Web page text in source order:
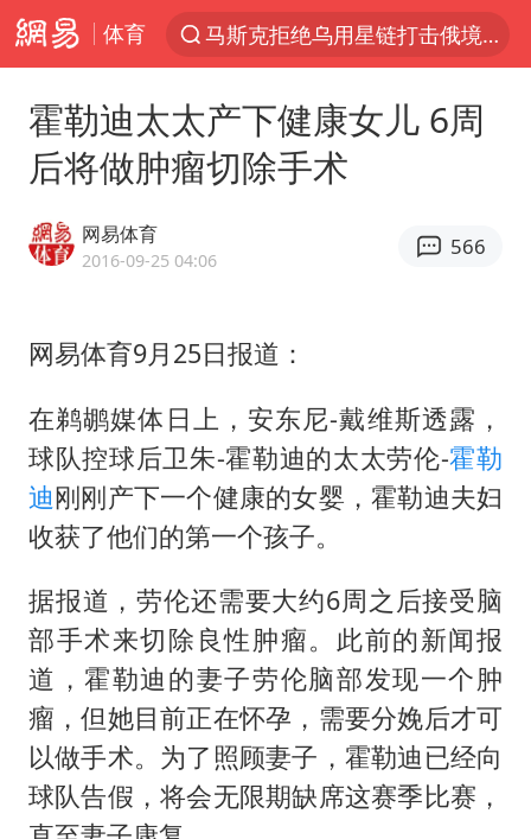
体育
解锁各地夏日限定体验
金饰克价一夜涨回1300元
河南重大刑事案嫌疑人落网
西湖突现狂风暴雨 游客瞬间被浇透
白海豚将正面袭击贯穿浙江
酒店回应车内过夜被收150元
新疆景区自驾服务费改为按车收费
网传《披荆斩棘2026》名单
女主硬加吻戏短剧已下架
浙江台州《告全体市民书》
香港宏福苑火灾或由烟头引起
霍勒迪太太产下健康女儿 6周
后将做肿瘤切除手术
网易体育
2016-09-25 04:06
566
网易体育9月25日报道：
在鹈鹕媒体日上，安东尼-戴维斯透露，
球队控球后卫朱-霍勒迪的太太劳伦-霍勒
迪刚刚产下一个健康的女婴，霍勒迪夫妇
收获了他们的第一个孩子。
据报道，劳伦还需要大约6周之后接受脑
部手术来切除良性肿瘤。此前的新闻报
道，霍勒迪的妻子劳伦脑部发现一个肿
瘤，但她目前正在怀孕，需要分娩后才可
以做手术。为了照顾妻子，霍勒迪已经向
球队告假，将会无限期缺席这赛季比赛，